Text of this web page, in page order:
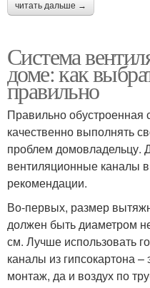
читать дальше →
Система
доме: как
правильно
Правильно обустроенная
качественно выполнять
проблем домовладельцу.
вентиляционные каналы
рекомендации.
Во-первых, размер
должен быть диаметром
см. Лучше использовать
каналы из гипсокартона
монтаж, да и воздух по